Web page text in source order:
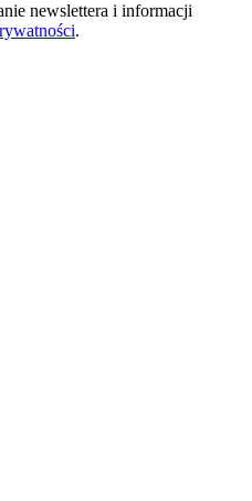
newslettera i informacji
.